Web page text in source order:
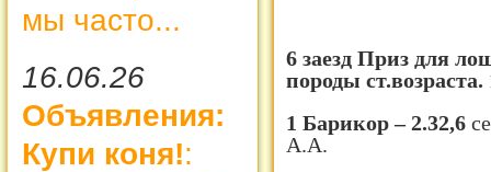
мы часто...
16.06.26
Объявления:
Купи коня!:
6 заезд Приз для
породы ст.возраста.
1 Барикор – 2.32,6
А.А.